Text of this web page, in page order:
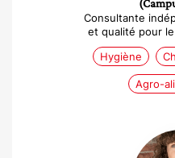
Consultante
et qualité pour
Hygiène
Agro-